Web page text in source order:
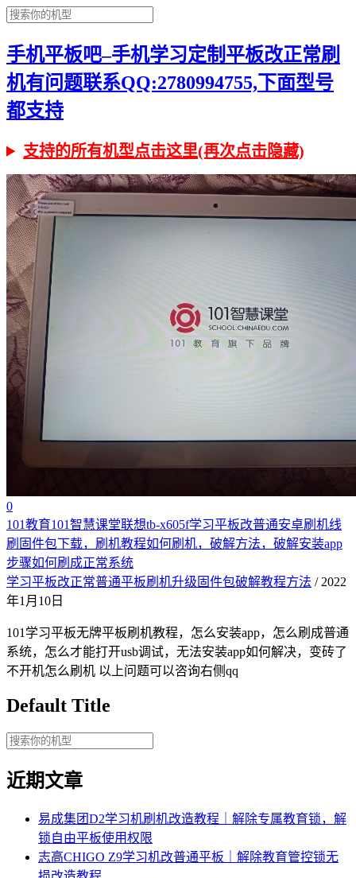
手机平板吧–手机学习定制平板改正常刷
机有问题联系QQ:2780994755,下面型号
都支持
支持的所有机型点击这里(再次点击隐藏)
0
101教育101智慧课堂联想tb-x605f学习平板改普通安卓刷机线
刷固件包下载，刷机教程如何刷机，破解方法，破解安装app
步骤如何刷成正常系统
学习平板改正常普通平板刷机升级固件包破解教程方法 / 2022
年1月10日
101学习平板无牌平板刷机教程，怎么安装app，怎么刷成普通
系统，怎么才能打开usb调试，无法安装app如何解决，变砖了
不开机怎么刷机 以上问题可以咨询右侧qq
Default Title
近期文章
易成集团D2学习机刷机改造教程｜解除专属教育锁，解
锁自由平板使用权限
志高CHIGO Z9学习机改普通平板｜解除教育管控锁无